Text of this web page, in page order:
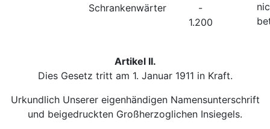
Schrankenwärter
-
1.200
Artikel II.
Dies Gesetz tritt am 1. Januar 1911 in Kraft.
Urkundlich Unserer eigenhändigen Namensunterschrift
und beigedruckten Großherzoglichen Insiegels.